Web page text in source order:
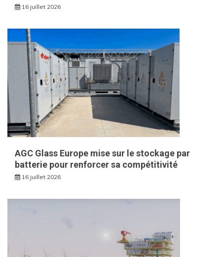
16 juillet 2026
AGC Glass Europe mise sur le stockage par
batterie pour renforcer sa compétitivité
16 juillet 2026